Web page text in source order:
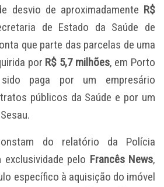
desvio de aproximadamente R$
de Estado da Saúde de
que parte das parcelas de uma
por R$ 5,7 milhões, em Porto
paga por um empresário
públicos da Saúde e por um
do relatório da Polícia
pelo Francês News,
específico à aquisição do imóvel